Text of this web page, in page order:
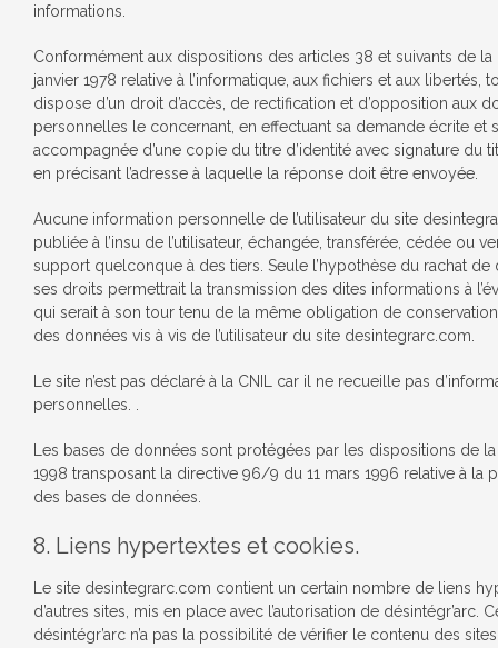
informations.
Conformément aux dispositions des articles 38 et suivants de la
janvier 1978 relative à l’informatique, aux fichiers et aux libertés,
dispose d’un droit d’accès, de rectification et d’opposition aux
personnelles le concernant, en effectuant sa demande écrite et
accompagnée d’une copie du titre d’identité avec signature du
en précisant l’adresse à laquelle la réponse doit être envoyée.
Aucune information personnelle de l’utilisateur du site
publiée à l’insu de l’utilisateur, échangée, transférée, cédée ou
support quelconque à des tiers. Seule l’hypothèse du rachat de
ses droits permettrait la transmission des dites informations à
qui serait à son tour tenu de la même obligation de
des données vis à vis de l’utilisateur du site desintegrarc.com.
Le site n’est pas déclaré à la CNIL car il ne recueille pas
personnelles. .
Les bases de données sont protégées par les dispositions de
1998 transposant la directive 96/9 du 11 mars 1996 relative à la
des bases de données.
8. Liens hypertextes et cookies.
Le site desintegrarc.com contient un certain nombre de liens
d’autres sites, mis en place avec l’autorisation de désintégr’arc.
désintégr’arc n’a pas la possibilité de vérifier le contenu des